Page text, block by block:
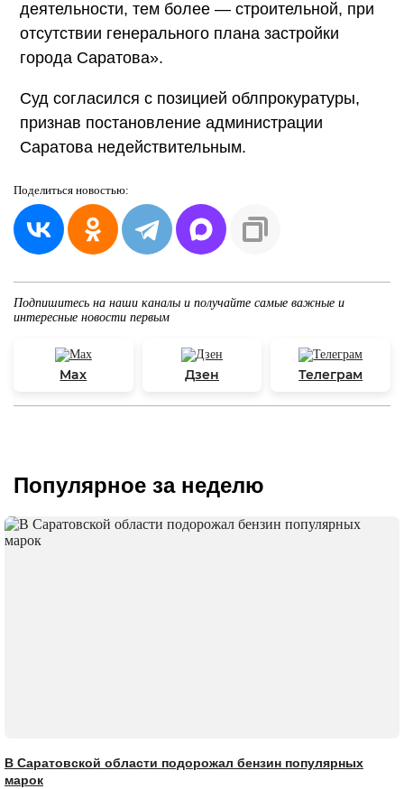
деятельности, тем более — строительной, при
отсутствии генерального плана застройки
города Саратова».
Суд согласился с позицией облпрокуратуры,
признав постановление администрации
Саратова недействительным.
Поделиться новостью:
Подпишитесь на наши каналы и получайте самые важные и
интересные новости первым
Max Дзен Телеграм
Популярное за неделю
В Саратовской области подорожал бензин популярных
марок